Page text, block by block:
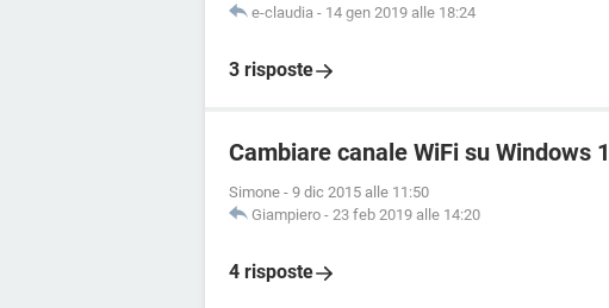
e-claudia - 14 gen 2019 alle 18:24
3 risposte
Cambiare canale WiFi su Windows
Simone - 9 dic 2015 alle 11:50
Giampiero - 23 feb 2019 alle 14:20
4 risposte